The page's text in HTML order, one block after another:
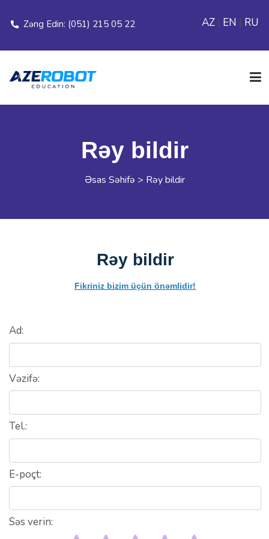
Zəng Edin: (051) 215 05 22 AZ | EN | RU
QALEREYA
BLOQ
ART
FAQ
Rəy bildir
Əsas Səhifə > Rəy bildir
Rəy bildir
Fikriniz bizim üçün önəmlidir!
Ad:
Vəzifə:
Tel.:
E-poçt:
Səs verin: